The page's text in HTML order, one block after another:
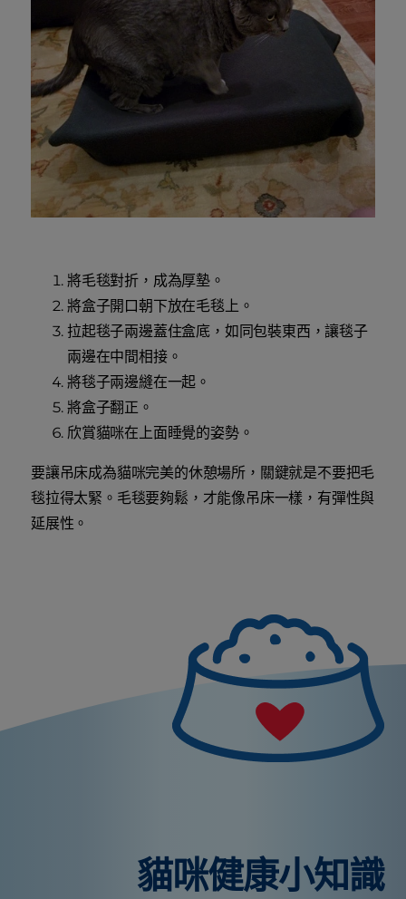
將毛毯對折，成為厚墊。
將盒子開口朝下放在毛毯上。
拉起毯子兩邊蓋住盒底，如同包裝東西，讓毯子
兩邊在中間相接。
將毯子兩邊縫在一起。
將盒子翻正。
欣賞貓咪在上面睡覺的姿勢。
要讓吊床成為貓咪完美的休憩場所，關鍵就是不要把毛
毯拉得太緊。毛毯要夠鬆，才能像吊床一樣，有彈性與
延展性。
貓咪健康小知識